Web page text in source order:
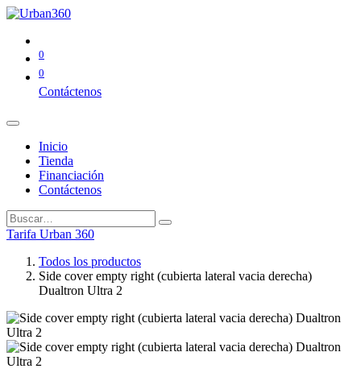
0
0
Contáctenos
Inicio
Tienda
Financiación
Contáctenos
Tarifa Urban 360
Todos los productos
Side cover empty right (cubierta lateral vacia derecha)
Dualtron Ultra 2